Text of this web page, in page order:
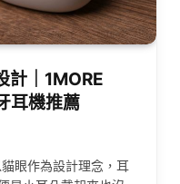
計｜1MORE
耳機推薦
眼作為設計理念，耳